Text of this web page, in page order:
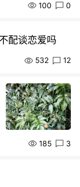
100 0
配谈恋爱吗
532 12
185 3